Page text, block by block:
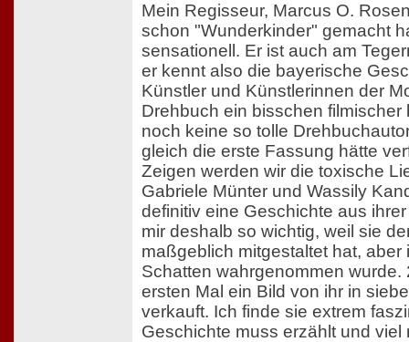
Mein Regisseur, Marcus O.
schon "Wunderkinder" gemacht
sensationell. Er ist auch am
er kennt also die bayerische
Künstler und Künstlerinnen der
Drehbuch ein bisschen filmischer
noch keine so tolle
gleich die erste Fassung hätte
Zeigen werden wir die toxische
Gabriele Münter und Wassily
definitiv eine Geschichte aus
mir deshalb so wichtig, weil sie
maßgeblich mitgestaltet hat, aber
Schatten wahrgenommen wurde.
ersten Mal ein Bild von ihr in
verkauft. Ich finde sie extrem
Geschichte muss erzählt und viel